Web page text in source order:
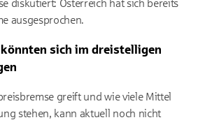
diskutiert: Österreich hat sich bereits
ausgesprochen.
sich im dreistelligen
greift und wie viele Mittel
stehen, kann aktuell noch nicht